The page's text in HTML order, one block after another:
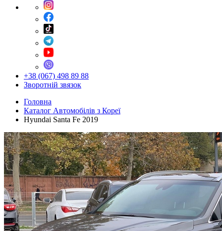
+38 (067) 498 89 88
Зворотній звязок
Головна
Каталог Автомобілів з Кореї
Hyundai Santa Fe 2019